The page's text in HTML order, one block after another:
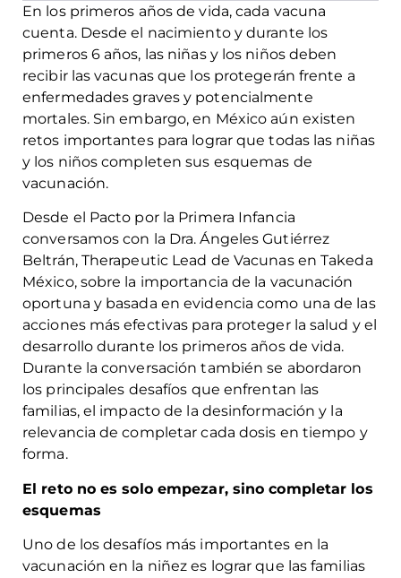
En los primeros años de vida, cada vacuna
cuenta. Desde el nacimiento y durante los
primeros 6 años, las niñas y los niños deben
recibir las vacunas que los protegerán frente a
enfermedades graves y potencialmente
mortales. Sin embargo, en México aún existen
retos importantes para lograr que todas las niñas
y los niños completen sus esquemas de
vacunación.
Desde el Pacto por la Primera Infancia
conversamos con la Dra. Ángeles Gutiérrez
Beltrán, Therapeutic Lead de Vacunas en Takeda
México, sobre la importancia de la vacunación
oportuna y basada en evidencia como una de las
acciones más efectivas para proteger la salud y el
desarrollo durante los primeros años de vida.
Durante la conversación también se abordaron
los principales desafíos que enfrentan las
familias, el impacto de la desinformación y la
relevancia de completar cada dosis en tiempo y
forma.
El reto no es solo empezar, sino completar los
esquemas
Uno de los desafíos más importantes en la
vacunación en la niñez es lograr que las familias